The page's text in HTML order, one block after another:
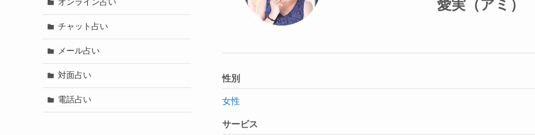
愛実（アミ）
性別
女性
サービス
オンライン占い
チャット占い
メール占い
対面占い
電話占い